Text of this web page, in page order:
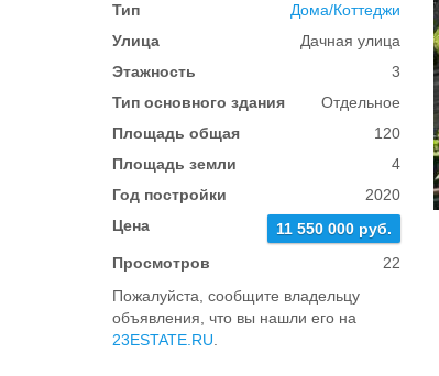
Тип
Дома/Коттеджи
Улица
Дачная улица
Этажность
3
Тип основного здания
Отдельное
Площадь общая
120
Площадь земли
4
Год постройки
2020
Цена
11 550 000 руб.
Просмотров
22
Пожалуйста, сообщите владельцу
объявления, что вы нашли его на
23ESTATE.RU